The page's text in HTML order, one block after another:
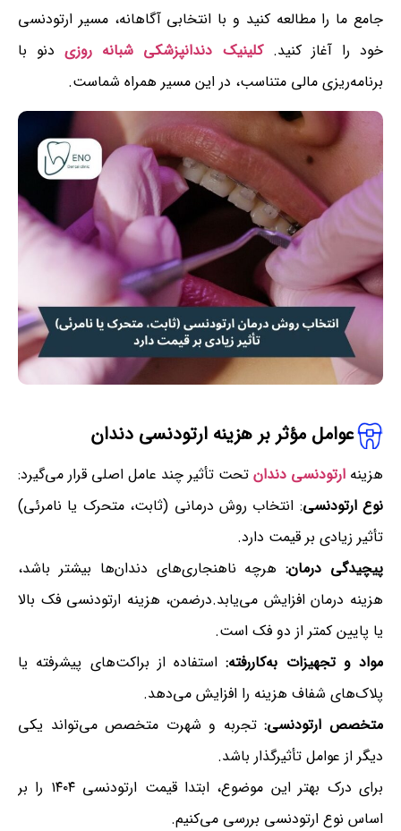
جامع ما را مطالعه کنید و با انتخابی آگاهانه، مسیر ارتودنسی
خود را آغاز کنید.کلینیک دندانپزشکی شبانه روزی دنو با
برنامه‌ریزی مالی متناسب، در این مسیر همراه شماست.
عوامل مؤثر بر هزینه ارتودنسی دندان
هزینه ارتودنسی دندان تحت تأثیر چند عامل اصلی قرار می‌گیرد:
نوع ارتودنسی: انتخاب روش درمانی (ثابت، متحرک یا نامرئی)
تأثیر زیادی بر قیمت دارد.
پیچیدگی درمان:هرچه ناهنجاری‌های دندان‌ها بیشتر باشد،
هزینه درمان افزایش می‌یابد.درضمن، هزینه ارتودنسی فک بالا
یا پایین کمتر از دو فک است.
مواد و تجهیزات به‌کاررفته:استفاده از براکت‌های پیشرفته یا
پلاک‌های شفاف هزینه را افزایش می‌دهد.
متخصص ارتودنسی:تجربه و شهرت متخصص می‌تواند یکی
دیگر از عوامل تأثیرگذار باشد.
برای درک بهتر این موضوع، ابتدا قیمت ارتودنسی ۱۴۰۴ را بر
اساس نوع ارتودنسی بررسی می‌کنیم.